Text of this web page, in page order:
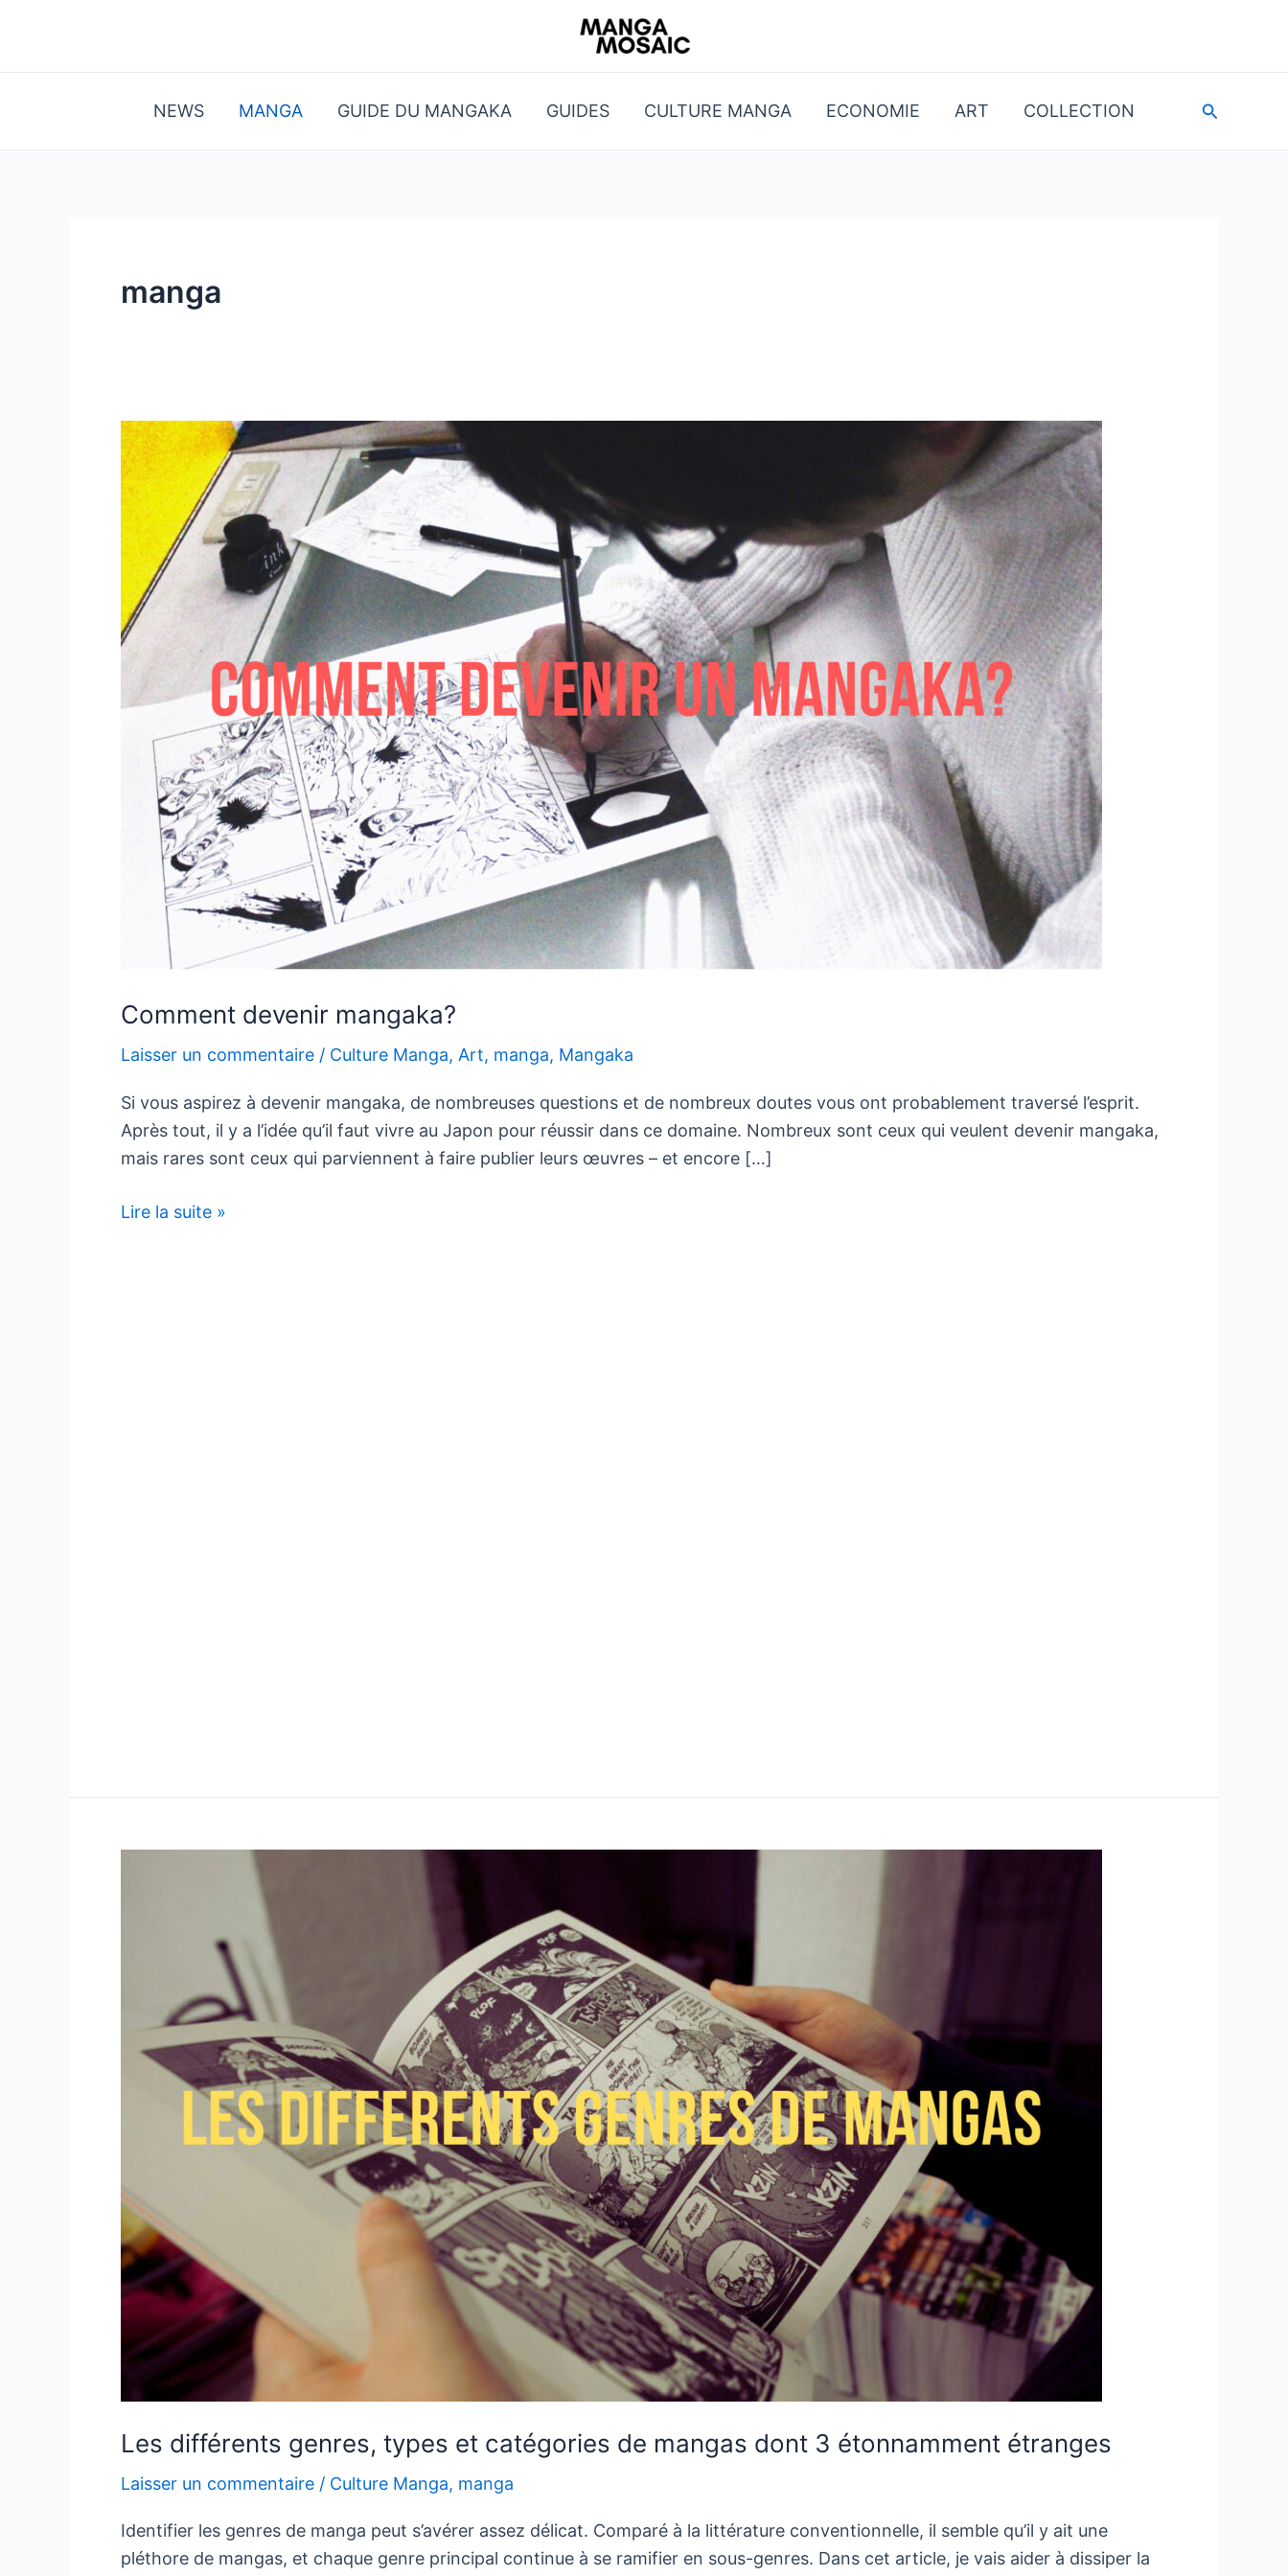
NEWS MANGA GUIDE DU MANGAKA GUIDES CULTURE MANGA ECONOMIE ART COLLECTION
manga
Comment devenir mangaka?
Laisser un commentaire / Culture Manga, Art, manga, Mangaka
Si vous aspirez à devenir mangaka, de nombreuses questions et de nombreux doutes vous ont probablement traversé l’esprit.
Après tout, il y a l’idée qu’il faut vivre au Japon pour réussir dans ce domaine. Nombreux sont ceux qui veulent devenir mangaka,
mais rares sont ceux qui parviennent à faire publier leurs œuvres – et encore […]
Comment
Lire la suite »
Les différents genres, types et catégories de mangas dont 3 étonnamment étranges
Laisser un commentaire / Culture Manga, manga
Identifier les genres de manga peut s’avérer assez délicat. Comparé à la littérature conventionnelle, il semble qu’il y ait une
pléthore de mangas, et chaque genre principal continue à se ramifier en sous-genres. Dans cet article, je vais aider à dissiper la